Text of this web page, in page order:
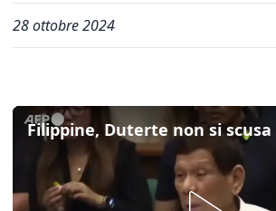
28 ottobre 2024